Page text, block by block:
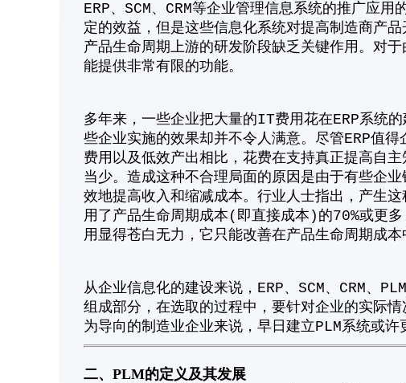
ERP、SCM、CRM等企业管理信息系统的推广应
定的效益，但是这些信息化系统对提高制造商产
产品生命周期上游的研发阶段缺乏关键作用。对
能提供非常有限的功能。
多年来，一些企业把大量的IT费用花在ERP系统
些企业实施的效果却并不令人满意。尽管ERP值
费用以及低效产出相比，花费在支持真正提高自
当少。造成这种不合理局面的原因是由于有些企业
效地提高收入和缩减成本。行业人士指出，产生
用了产品生命周期成本(即直接成本)的70%或更
用显得苍白无力，它只能改善在产品生命周期成本
从企业信息化的建设来说，ERP、SCM、CRM、
组成部分，在选取的过程中，要针对企业的实际
为导向的制造业企业来说，早日建立PLM系统或许
二、PLM的定义及其发展